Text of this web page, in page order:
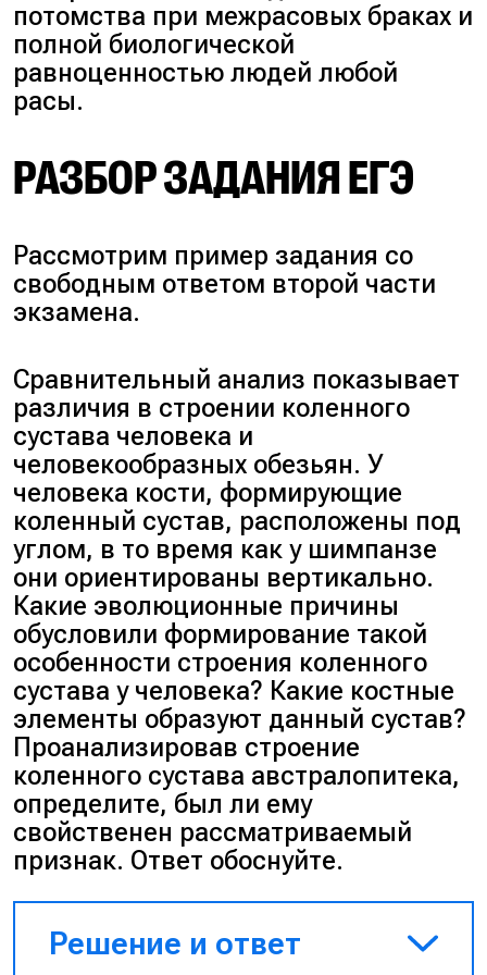
потомства при межрасовых браках и
полной биологической
равноценностью людей любой
расы.
РАЗБОР ЗАДАНИЯ ЕГЭ
Рассмотрим пример задания со
свободным ответом второй части
экзамена.
Сравнительный анализ показывает
различия в строении коленного
сустава человека и
человекообразных обезьян. У
человека кости, формирующие
коленный сустав, расположены под
углом, в то время как у шимпанзе
они ориентированы вертикально.
Какие эволюционные причины
обусловили формирование такой
особенности строения коленного
сустава у человека? Какие костные
элементы образуют данный сустав?
Проанализировав строение
коленного сустава австралопитека,
определите, был ли ему
свойственен рассматриваемый
признак. Ответ обоснуйте.
Решение и ответ